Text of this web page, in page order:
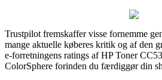
Trustpilot fremskaffer visse fornemme
mange aktuelle køberes kritik og af den
e-forretningens ratings af HP Toner
ColorSphere forinden du færdiggør din